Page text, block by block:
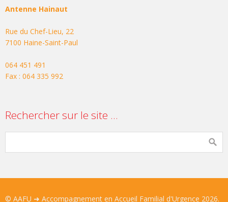
Antenne Hainaut
Rue du Chef-Lieu, 22
7100 Haine-Saint-Paul
064 451 491
Fax : 064 335 992
Rechercher sur le site …
© AAFU ➜ Accompagnement en Accueil Familial d'Urgence 2026.